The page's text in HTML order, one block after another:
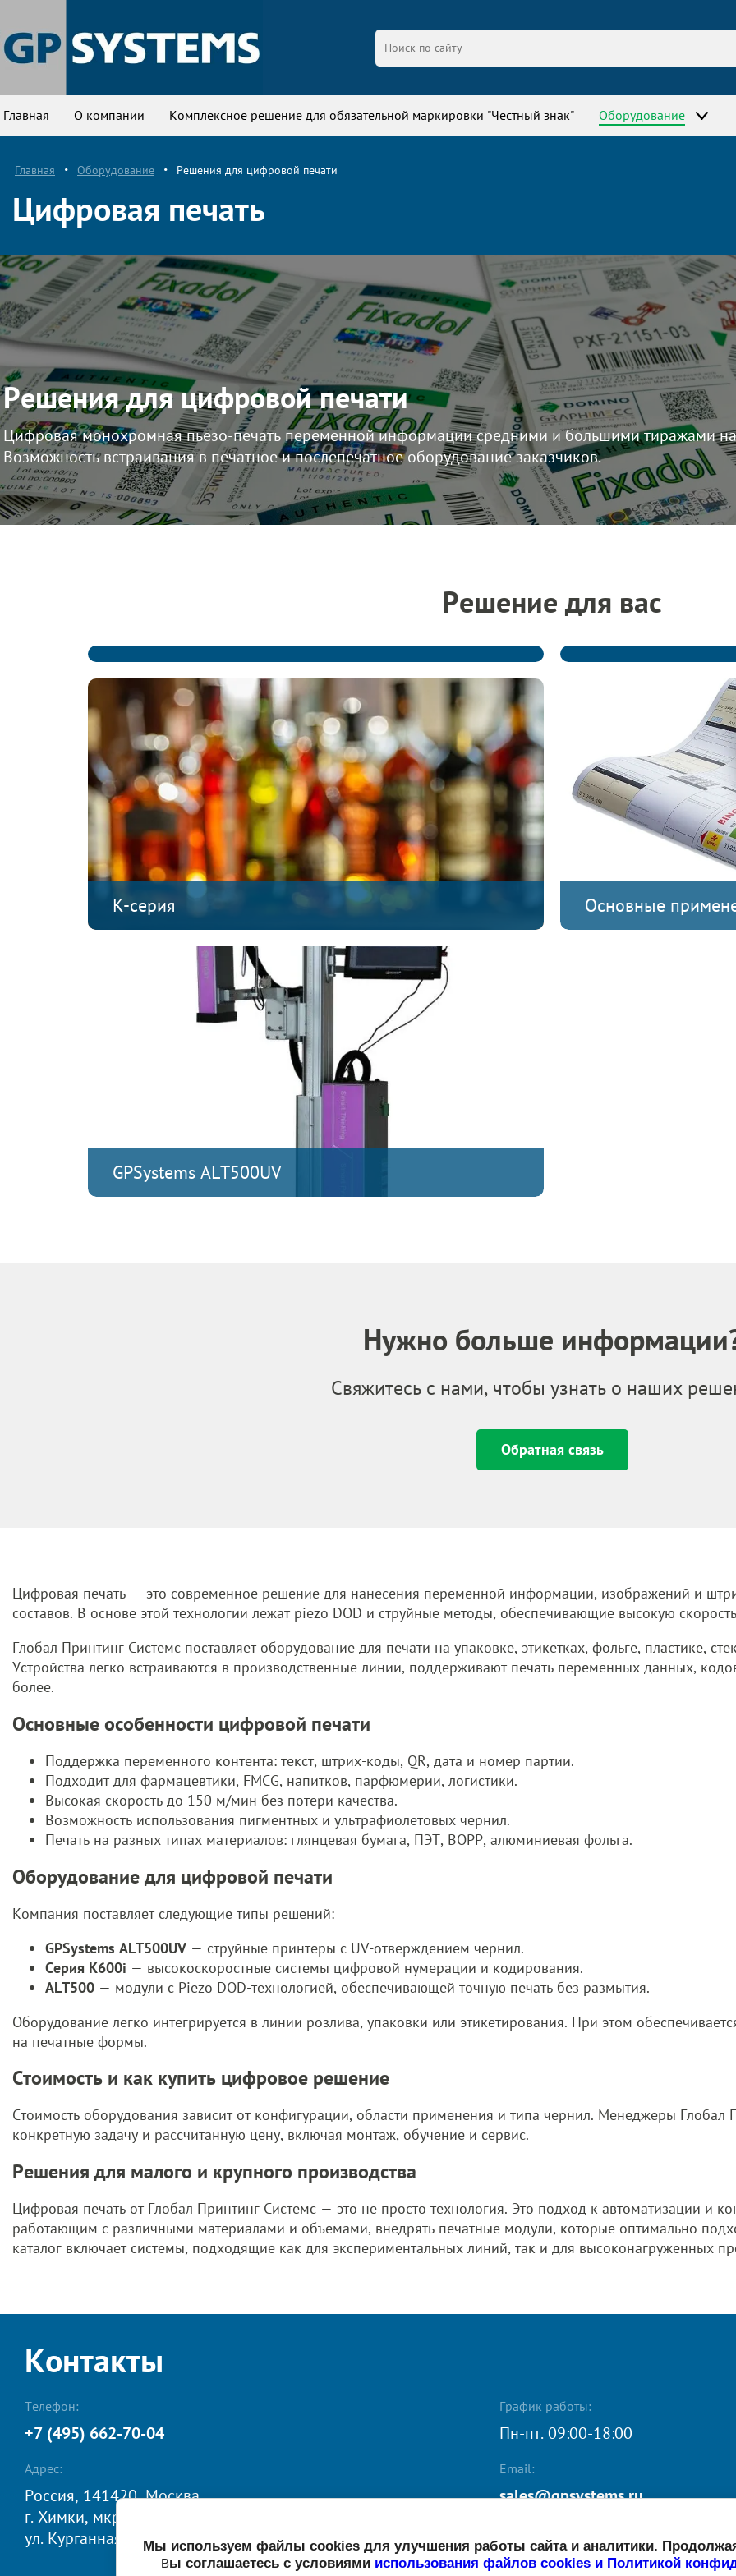
Главная О компании Комплексное решение для обязательной маркировки "Честный знак" Оборудование
Главная • Оборудование • Решения для цифровой печати
Цифровая печать
Решения для цифровой печати
Цифровая монохромная пьезо-печать переменной информации средними и большими тиражами
Возможность встраивания в печатное и послепечатное оборудование заказчиков.
Решение для вас
К-серия
GPSystems ALT500UV
Основные
Нужно больше
Свяжитесь с нами, чтобы узнать о наших
Обратная связь
Цифровая печать — это современное решение для нанесения переменной информации, изображений и
составов. В основе этой технологии лежат piezo DOD и струйные методы, обеспечивающие высокую
Глобал Принтинг Системс поставляет оборудование для печати на упаковке, этикетках, фольге, пластике,
Устройства легко встраиваются в производственные линии, поддерживают печать переменных данных,
более.
Основные особенности цифровой печати
Поддержка переменного контента: текст, штрих-коды, QR, дата и номер партии.
Подходит для фармацевтики, FMCG, напитков, парфюмерии, логистики.
Высокая скорость до 150 м/мин без потери качества.
Возможность использования пигментных и ультрафиолетовых чернил.
Печать на разных типах материалов: глянцевая бумага, ПЭТ, BOPP, алюминиевая фольга.
Оборудование для цифровой печати
Компания поставляет следующие типы решений:
GPSystems ALT500UV — струйные принтеры с UV-отверждением чернил.
Серия K600i — высокоскоростные системы цифровой нумерации и кодирования.
ALT500 — модули с Piezo DOD-технологией, обеспечивающей точную печать без размытия.
Оборудование легко интегрируется в линии розлива, упаковки или этикетирования. При этом
на печатные формы.
Стоимость и как купить цифровое решение
Стоимость оборудования зависит от конфигурации, области применения и типа чернил. Менеджеры Глобал
конкретную задачу и рассчитанную цену, включая монтаж, обучение и сервис.
Решения для малого и крупного производства
Цифровая печать от Глобал Принтинг Системс — это не просто технология. Это подход к автоматизации и
работающим с различными материалами и объемами, внедрять печатные модули, которые оптимально
каталог включает системы, подходящие как для экспериментальных линий, так и для высоконагруженных
Контакты
Телефон:
+7 (495) 662-70-04
Адрес:
Россия, 141420, Москвa,
г. Химки, мкр. Сходня,
ул. Курганная, 8А
График работы:
Пн-пт. 09:00-18:00
Email:
sales@gpsystems.ru
Мы используем файлы cookies для улучшения работы сайта и аналитики.
Вы соглашаетесь с условиями использования файлов cookies и Политикой